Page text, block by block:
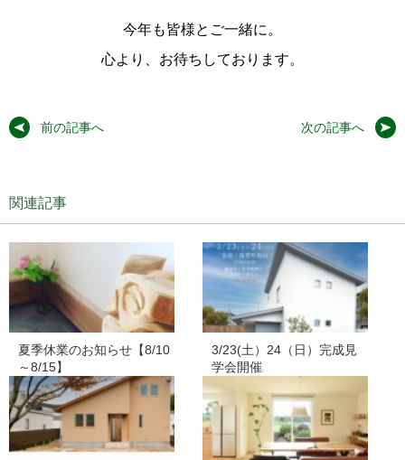
今年も皆様とご一緒に。
心より、お待ちしております。
前の記事へ 次の記事へ
関連記事
夏季休業のお知らせ【8/10
～8/15】
3/23(土）24（日）完成見
学会開催